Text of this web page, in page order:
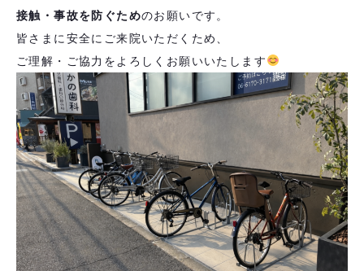
接触・事故を防ぐためのお願いです。
皆さまに安全にご来院いただくため、
ご理解・ご協力をよろしくお願いいたします